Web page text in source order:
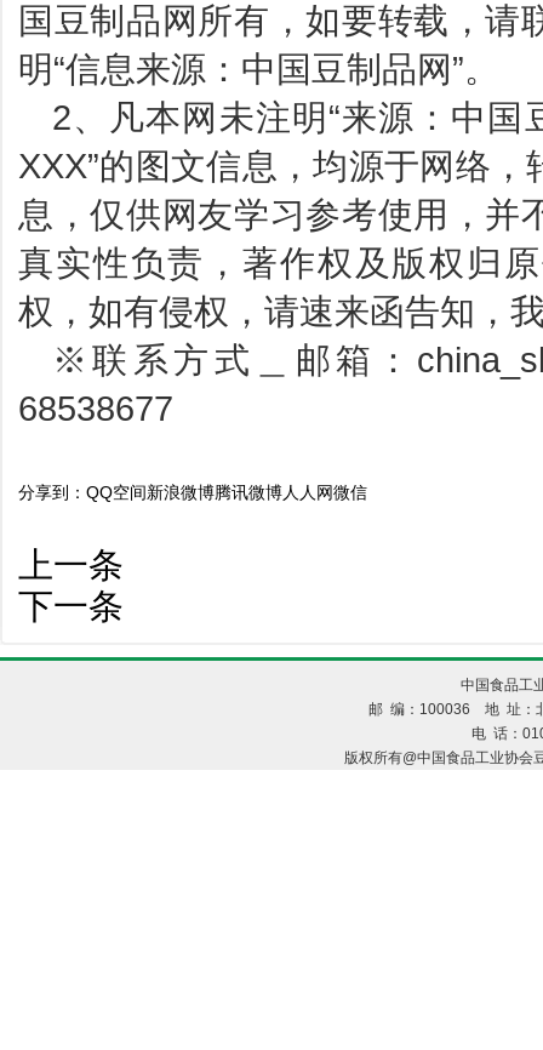
国豆制品网所有，如要转载，请
明“信息来源：中国豆制品网”。
2、凡本网未注明“来源：中国
XXX”的图文信息，均源于网络
息，仅供网友学习参考使用，并
真实性负责，著作权及版权归
权，如有侵权，请速来函告知，
※联系方式＿邮箱：
68538677
分享到： QQ空间新浪微博腾讯微博人人网微信
上一条
下一条
中国食品工
邮 编：100036 地 址：
电 话：
版权所有@中国食品工业协